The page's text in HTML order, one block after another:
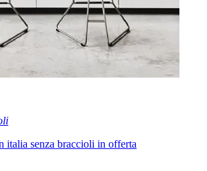
italia senza braccioli in offerta